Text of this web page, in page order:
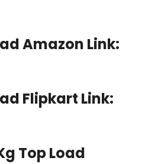
Amazon Link:
Flipkart Link:
Top Load